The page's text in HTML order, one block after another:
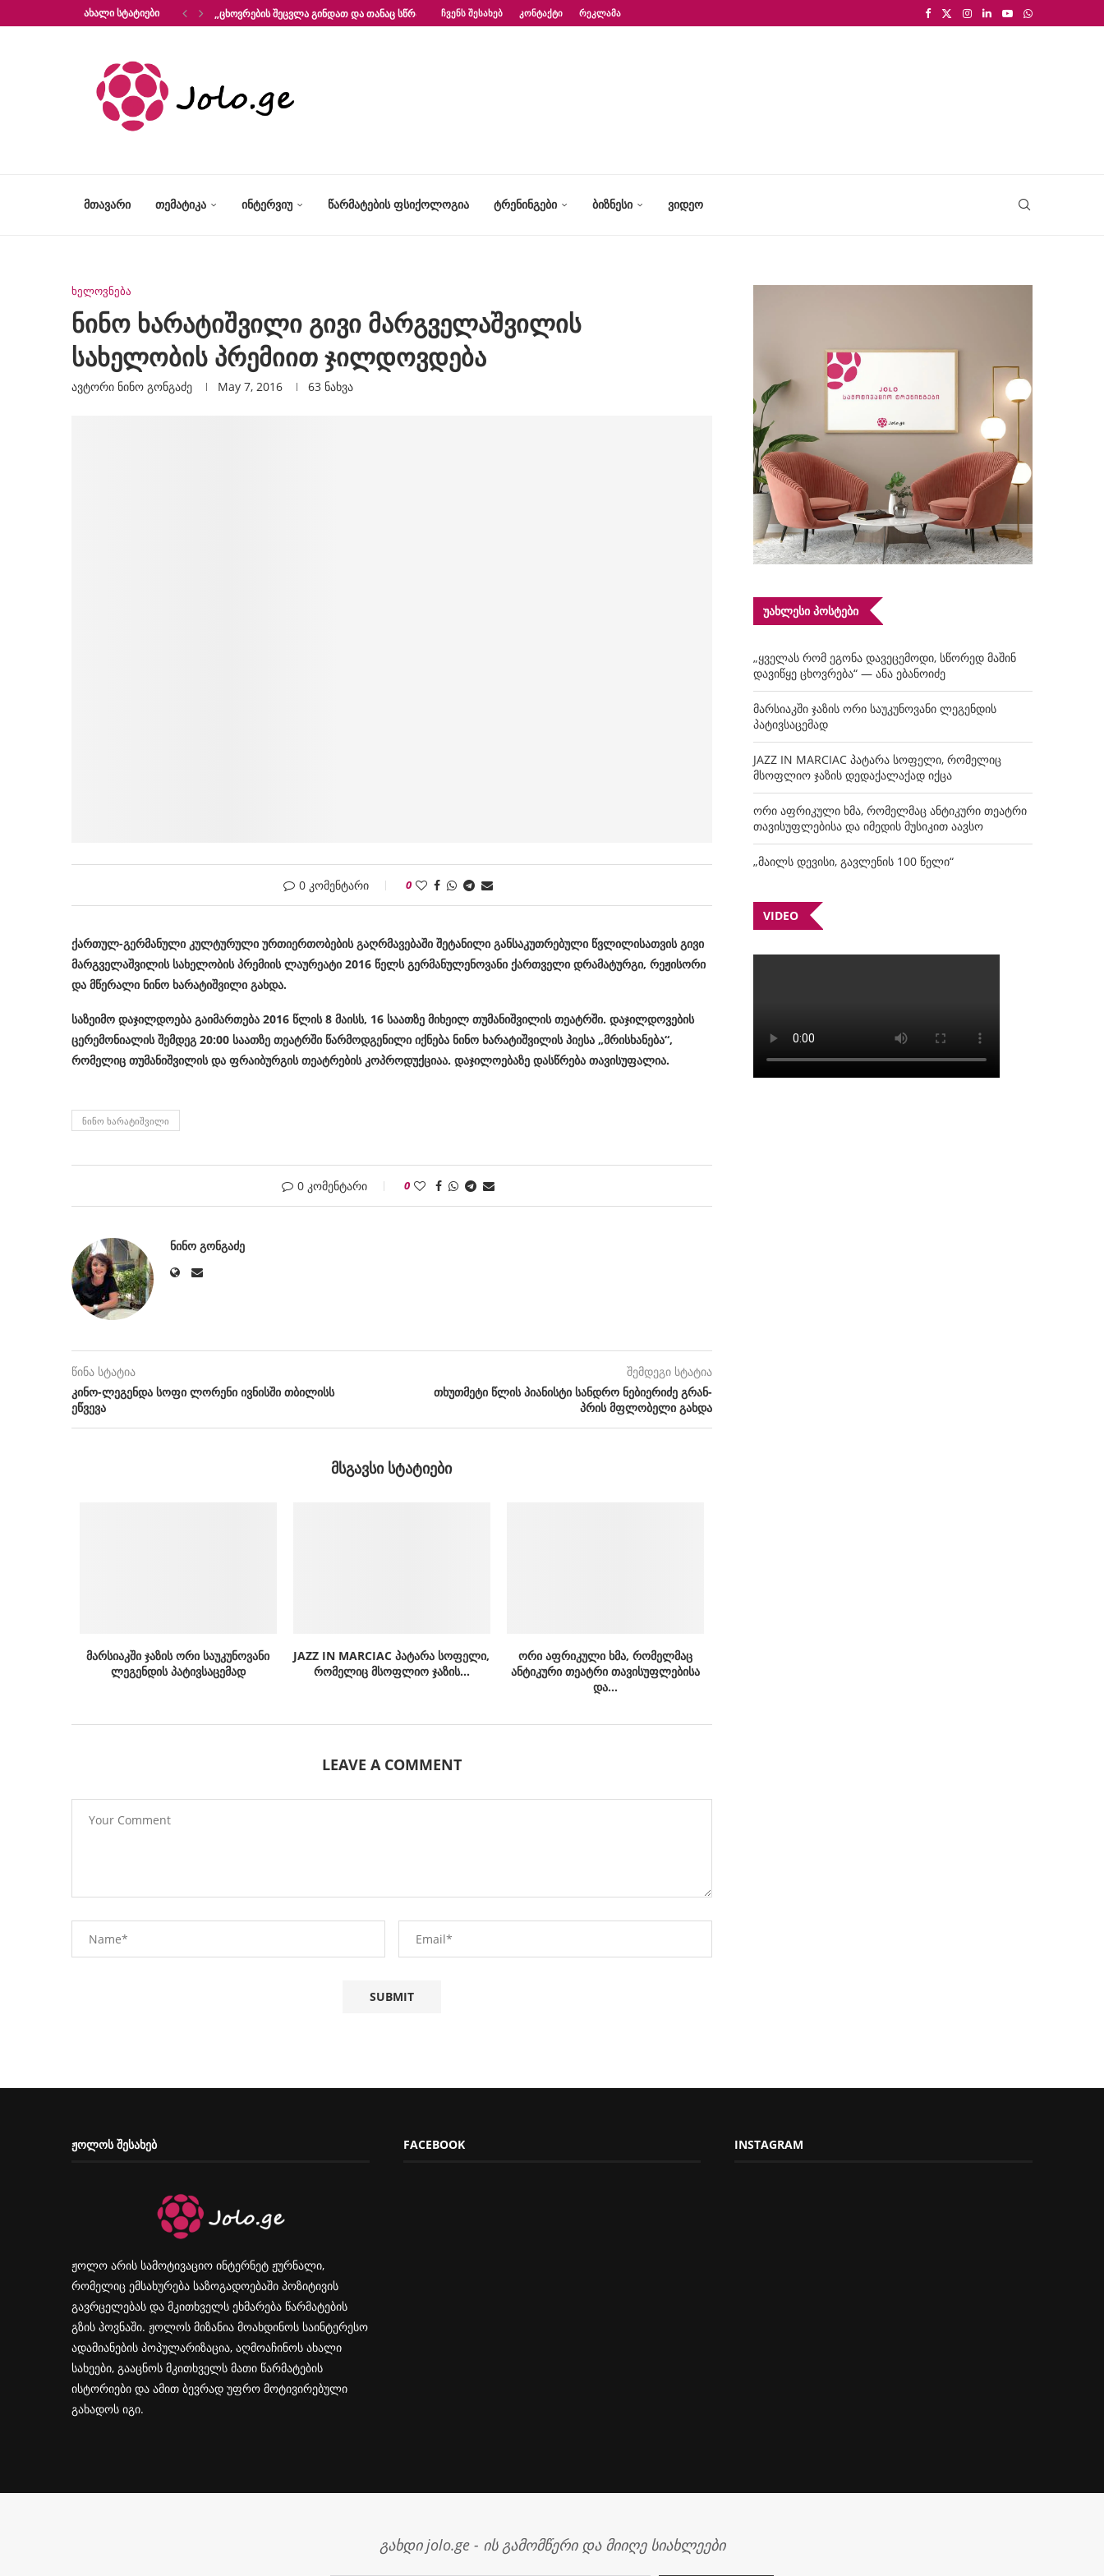
ᲐᲮᲐᲚᲘ ᲡᲢᲐᲢᲘᲔᲑᲘ „ᲪᲮᲝᲕᲠᲔᲑᲘᲡ ᲨᲔᲪᲕᲚᲐ ᲒᲘᲜᲓᲐᲗ ᲓᲐ ᲗᲐᲜᲐᲪ ᲡᲬᲠᲐᲤᲐᲓ?“ – ᲤᲡᲘᲥᲝᲚᲝᲒᲘᲡ...
ᲩᲕᲔᲜᲡ ᲨᲔᲡᲐᲮᲔᲑ ᲙᲝᲜᲢᲐᲥᲢᲘ ᲠᲔᲙᲚᲐᲛᲐ
ᲛᲗᲐᲕᲐᲠᲘ ᲗᲔᲛᲐᲢᲘᲙᲐ ᲘᲜᲢᲔᲠᲕᲘᲣ ᲬᲐᲠᲛᲐᲢᲔᲑᲘᲡ ᲤᲡᲘᲥᲝᲚᲝᲒᲘᲐ ᲢᲠᲔᲜᲘᲜᲒᲔᲑᲘ ᲑᲘᲖᲜᲔᲡᲘ ᲕᲘᲓᲔᲝ
ხელოვნება
ნინო ხარატიშვილი გივი მარგველაშვილის
სახელობის პრემიით ჯილდოვდება
ავტორი Ნინო Გონგაძე May 7, 2016 63 ნახვა
0 კომენტარი 0
ქართულ-გერმანული კულტურული ურთიერთობების გაღრმავებაში შეტანილი განსაკუთრებული წვლილისათვის გივი
მარგველაშვილის სახელობის პრემიის ლაურეატი 2016 წელს გერმანულენოვანი ქართველი დრამატურგი, რეჟისორი
და მწერალი ნინო ხარატიშვილი გახდა.
საზეიმო დაჯილდოება გაიმართება 2016 წლის 8 მაისს, 16 საათზე მიხეილ თუმანიშვილის თეატრში. დაჯილდოვების
ცერემონიალის შემდეგ 20:00 საათზე თეატრში წარმოდგენილი იქნება ნინო ხარატიშვილის პიესა „მრისხანება“,
რომელიც თუმანიშვილის და ფრაიბურგის თეატრების კოპროდუქციაა. დაჯილოებაზე დასწრება თავისუფალია.
ᲜᲘᲜᲝ ᲮᲐᲠᲐᲢᲘᲨᲕᲘᲚᲘ
0 კომენტარი 0
ᲜᲘᲜᲝ ᲒᲝᲜᲒᲐᲫᲔ
წინა სტატია
კინო-ლეგენდა სოფი ლორენი ივნისში თბილისს
ეწვევა
შემდეგი სტატია
თხუთმეტი წლის პიანისტი სანდრო ნებიერიძე გრან-
პრის მფლობელი გახდა
ᲛᲡᲒᲐᲕᲡᲘ ᲡᲢᲐᲢᲘᲔᲑᲘ
მარსიაკში ჯაზის ორი საუკუნოვანი
ლეგენდის პატივსაცემად
JAZZ IN MARCIAC პატარა სოფელი,
რომელიც მსოფლიო ჯაზის...
ორი აფრიკული ხმა, რომელმაც
ანტიკური თეატრი თავისუფლებისა
და...
LEAVE A COMMENT
ᲣᲐᲮᲚᲔᲡᲘ ᲞᲝᲡᲢᲔᲑᲘ
„ყველას რომ ეგონა დავეცემოდი, სწორედ მაშინ
დავიწყე ცხოვრება“ — ანა ებანოიძე
მარსიაკში ჯაზის ორი საუკუნოვანი ლეგენდის
პატივსაცემად
JAZZ IN MARCIAC პატარა სოფელი, რომელიც
მსოფლიო ჯაზის დედაქალაქად იქცა
ორი აფრიკული ხმა, რომელმაც ანტიკური თეატრი
თავისუფლებისა და იმედის მუსიკით აავსო
„მაილს დევისი, გავლენის 100 წელი“
VIDEO
ᲟᲝᲚᲝᲡ ᲨᲔᲡᲐᲮᲔᲑ
ჟოლო არის სამოტივაციო ინტერნეტ ჟურნალი,
რომელიც ემსახურება საზოგადოებაში პოზიტივის
გავრცელებას და მკითხველს ეხმარება წარმატების
გზის პოვნაში. ჟოლოს მიზანია მოახდინოს საინტერესო
ადამიანების პოპულარიზაცია, აღმოაჩინოს ახალი
სახეები, გააცნოს მკითხველს მათი წარმატების
ისტორიები და ამით ბევრად უფრო მოტივირებული
გახადოს იგი.
FACEBOOK INSTAGRAM
გახდი jolo.ge - ის გამომწერი და მიიღე სიახლეები